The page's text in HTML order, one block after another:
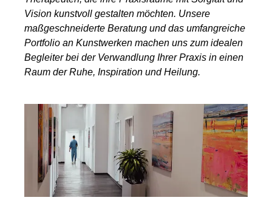
Vision kunstvoll gestalten möchten. Unsere
maßgeschneiderte Beratung und das umfangreiche
Portfolio an Kunstwerken machen uns zum idealen
Begleiter bei der Verwandlung Ihrer Praxis in einen
Raum der Ruhe, Inspiration und Heilung.